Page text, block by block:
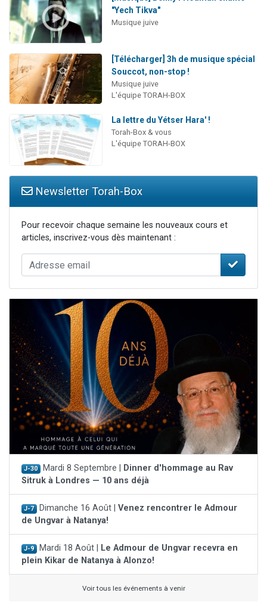
"Yech Tikva"
Musique juive
[Télécharger] 3h de musique spécial
Souccot, non-stop !
Musique juive
L'équipe TORAH-BOX
La lettre du Yétser Hara' !
Torah-Box & vous
L'équipe TORAH-BOX
Newsletter Torah-Box
Pour recevoir chaque semaine les nouveaux cours et
articles, inscrivez-vous dès maintenant :
J-30 Mardi 8 Septembre |
Dinner d'hommage au Rav
Sitruk à Londres — 10 ans déjà
J-7 Dimanche 16 Août | Venez rencontrer le Admour
de Ungvar à Natanya!
J-9 Mardi 18 Août |
Le Admour de Ungvar recevra en
plein Kikar de Natanya à Alonzo!
Voir tous les événements à venir